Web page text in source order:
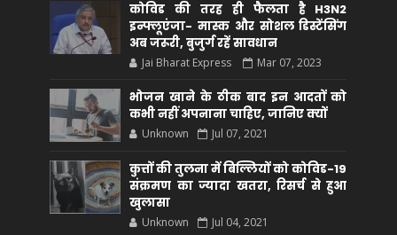
कोविड की तरह ही फैलता है H3N2
इन्फ्लूएंजा- मास्क और सोशल डिस्टेंसिंग
अब जरूरी, बुजुर्ग रहें सावधान
Jai Bharat Express Mar 07, 2023
भोजन खाने के ठीक बाद इन आदतों को
कभी नहीं अपनाना चाहिए, जानिए क्यों
Unknown Jul 07, 2021
कुत्तों की तुलना में बिल्लियों को कोविड-19
संक्रमण का ज्यादा खतरा, रिसर्च से हुआ
खुलासा
Unknown Jul 04, 2021